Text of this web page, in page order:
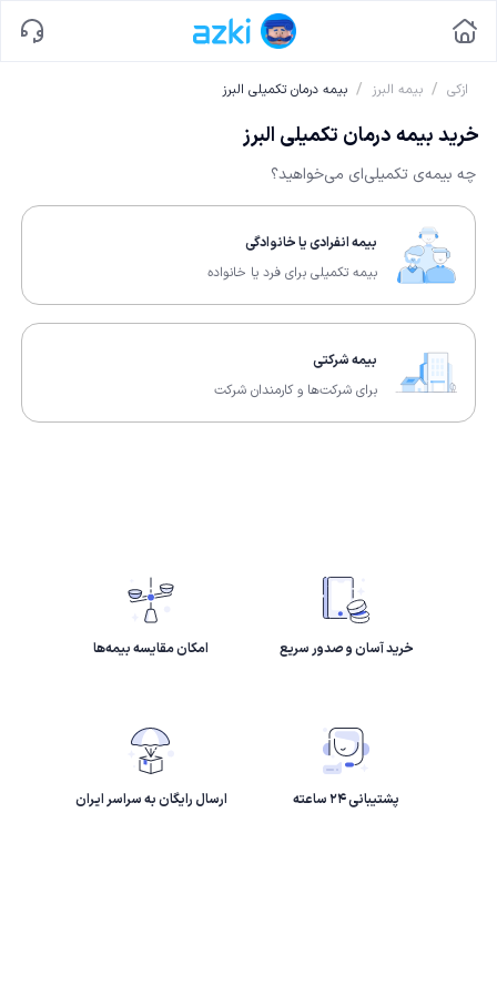
ازکی / بیمه البرز / بیمه درمان تکمیلی البرز
خرید بیمه درمان تکمیلی البرز
چه بیمه‌ی تکمیلی‌ای می‌خواهید؟
بیمه انفرادی یا خانوادگی
بیمه تکمیلی برای فرد یا خانواده
بیمه شرکتی
برای شرکت‌ها و کارمندان شرکت
خرید آسان و صدور سریع امکان مقایسه بیمه‌ها
پشتیبانی ۲۴ ساعته ارسال رایگان به سراسر ایران